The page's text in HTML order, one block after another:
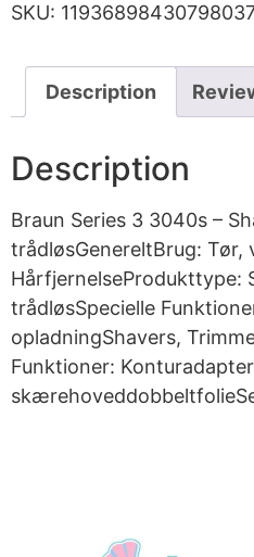
SKU:
Description
Description
Braun Series 3 3040s –
trådløsGenereltBrug: Tør,
HårfjernelseProdukttype:
trådløsSpecielle
opladningShavers,
Funktioner: